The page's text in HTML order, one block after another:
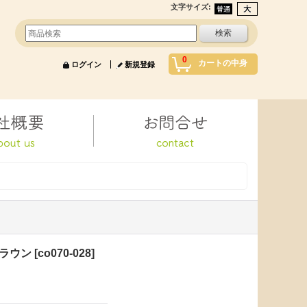
文字サイズ:
0 カートの中身
ログイン 新規登録
ウン [co070-028]